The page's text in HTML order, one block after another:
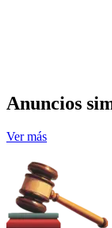
Anuncios
Ver más